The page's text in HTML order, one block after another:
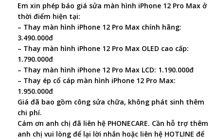
Em xin phép báo giá sửa màn hình iPhone 12 Pro Max ở
thời điểm hiện tại:
– Thay màn hình iPhone 12 Pro Max chính hãng:
3.490.000đ
– Thay màn hình iPhone 12 Pro Max OLED cao cấp:
1.790.000đ
– Thay màn hình iPhone 12 Pro Max LCD: 1.190.000đ
– Thay ép cổ cáp màn hình iPhone 12 Pro Max:
1.950.000đ
Giá đã bao gồm công sửa chữa, không phát sinh thêm
chi phí.
Cám ơn anh chị đã liên hệ PHONECARE. Cần hỗ trợ thêm
anh chị vui lòng để lại lời nhắn hoặc liên hệ HOTLINE để